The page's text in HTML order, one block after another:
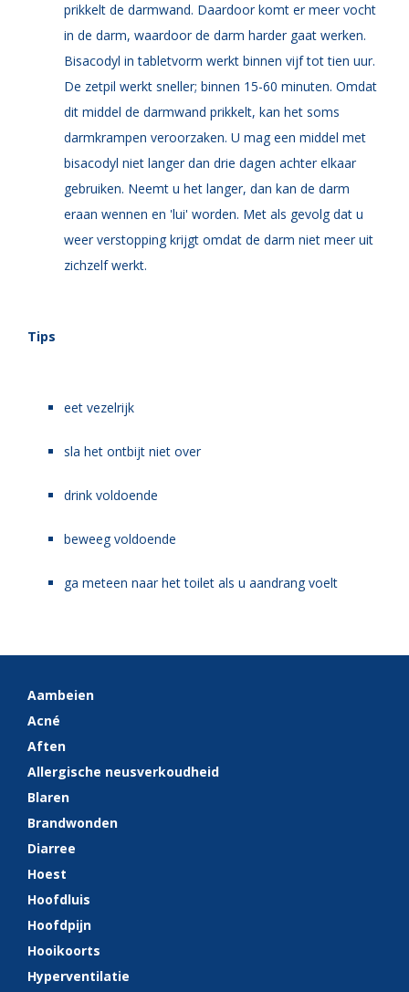
prikkelt de darmwand. Daardoor komt er meer vocht
in de darm, waardoor de darm harder gaat werken.
Bisacodyl in tabletvorm werkt binnen vijf tot tien uur.
De zetpil werkt sneller; binnen 15-60 minuten. Omdat
dit middel de darmwand prikkelt, kan het soms
darmkrampen veroorzaken. U mag een middel met
bisacodyl niet langer dan drie dagen achter elkaar
gebruiken. Neemt u het langer, dan kan de darm
eraan wennen en 'lui' worden. Met als gevolg dat u
weer verstopping krijgt omdat de darm niet meer uit
zichzelf werkt.
Tips
eet vezelrijk
sla het ontbijt niet over
drink voldoende
beweeg voldoende
ga meteen naar het toilet als u aandrang voelt
Aambeien
Acné
Aften
Allergische neusverkoudheid
Blaren
Brandwonden
Diarree
Hoest
Hoofdluis
Hoofdpijn
Hooikoorts
Hyperventilatie